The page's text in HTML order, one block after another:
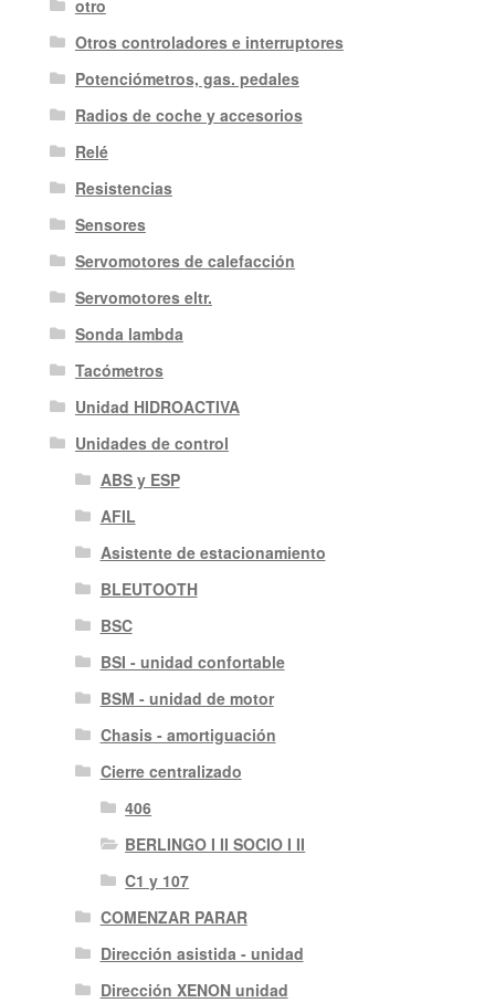
otro
Otros controladores e interruptores
Potenciómetros, gas. pedales
Radios de coche y accesorios
Relé
Resistencias
Sensores
Servomotores de calefacción
Servomotores eltr.
Sonda lambda
Tacómetros
Unidad HIDROACTIVA
Unidades de control
ABS y ESP
AFIL
Asistente de estacionamiento
BLEUTOOTH
BSC
BSI - unidad confortable
BSM - unidad de motor
Chasis - amortiguación
Cierre centralizado
406
BERLINGO I II SOCIO I II
C1 y 107
COMENZAR PARAR
Dirección asistida - unidad
Dirección XENON unidad